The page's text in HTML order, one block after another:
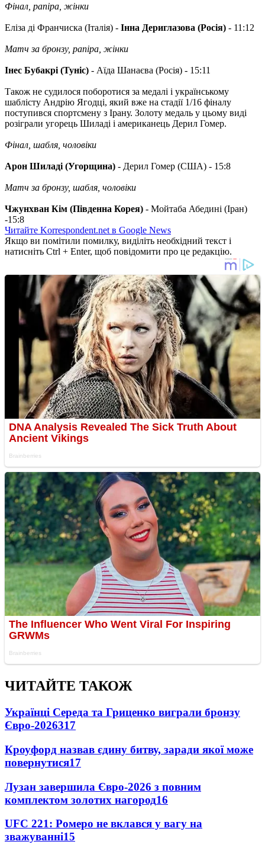
Фінал, рапіра, жінки
Еліза ді Франчиска (Італія) - Інна Дериглазова (Росія) - 11:12
Матч за бронзу, рапіра, жінки
Інес Бубакрі (Туніс) - Аїда Шанаєва (Росія) - 15:11
Також не судилося поборотися за медалі і українському
шаблісту Андрію Ягодці, який вже на стадії 1/16 фіналу
поступився спортсмену з Ірану. Золоту медаль у цьому виді
розіграли угорець Шиладі і американець Дерил Гомер.
Фінал, шабля, чоловіки
Арон Шиладі (Угорщина) - Дерил Гомер (США) - 15:8
Матч за бронзу, шабля, чоловіки
Чжунхван Кім (Південна Корея) - Мойтаба Абедині (Іран)
-15:8
Читайте Korrespondent.net в Google News
Якщо ви помітили помилку, виділіть необхідний текст і
натисніть Ctrl + Enter, щоб повідомити про це редакцію.
ЧИТАЙТЕ ТАКОЖ
Українці Середа та Гриценко виграли бронзу
Євро-2026317
Кроуфорд назвав єдину битву, заради якої може
повернутися17
Лузан завершила Євро-2026 з повним
комплектом золотих нагород16
UFC 221: Ромеро не вклався у вагу на
зважуванні15